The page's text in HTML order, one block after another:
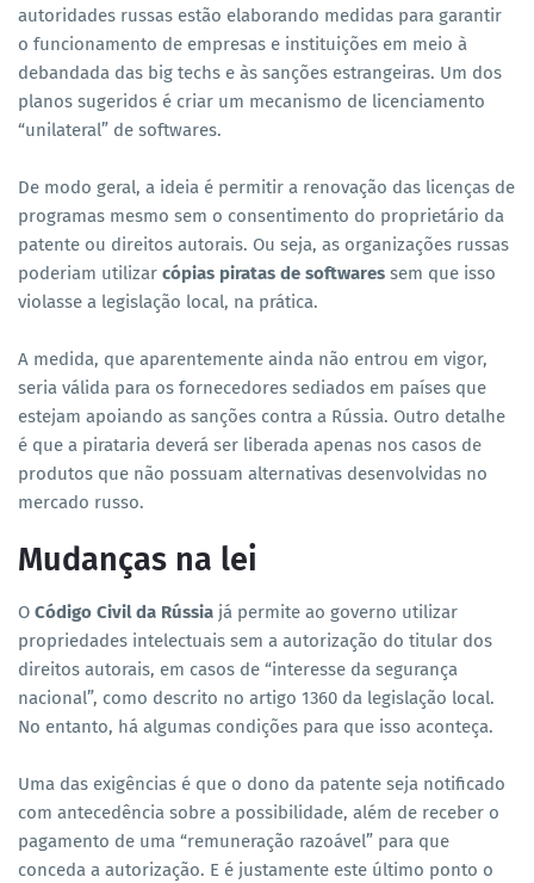
autoridades russas estão elaborando medidas para garantir
o funcionamento de empresas e instituições em meio à
debandada das big techs e às sanções estrangeiras. Um dos
planos sugeridos é criar um mecanismo de licenciamento
“unilateral” de softwares.
De modo geral, a ideia é permitir a renovação das licenças de
programas mesmo sem o consentimento do proprietário da
patente ou direitos autorais. Ou seja, as organizações russas
poderiam utilizar cópias piratas de softwares sem que isso
violasse a legislação local, na prática.
A medida, que aparentemente ainda não entrou em vigor,
seria válida para os fornecedores sediados em países que
estejam apoiando as sanções contra a Rússia. Outro detalhe
é que a pirataria deverá ser liberada apenas nos casos de
produtos que não possuam alternativas desenvolvidas no
mercado russo.
Mudanças na lei
O Código Civil da Rússia já permite ao governo utilizar
propriedades intelectuais sem a autorização do titular dos
direitos autorais, em casos de “interesse da segurança
nacional”, como descrito no artigo 1360 da legislação local.
No entanto, há algumas condições para que isso aconteça.
Uma das exigências é que o dono da patente seja notificado
com antecedência sobre a possibilidade, além de receber o
pagamento de uma “remuneração razoável” para que
conceda a autorização. E é justamente este último ponto o